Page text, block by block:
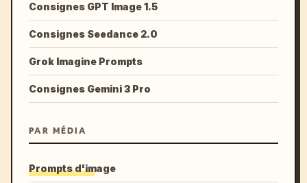
Consignes GPT Image 1.5
Consignes Seedance 2.0
Grok Imagine Prompts
Consignes Gemini 3 Pro
PAR MÉDIA
Prompts d'image